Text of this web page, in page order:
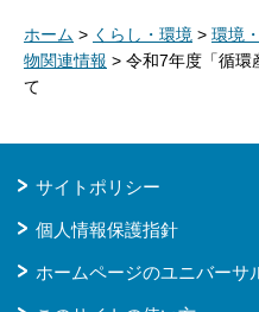
ホーム > くらし・環境 > 環境
物関連情報 > 令和7年度「循環
て
サイトポリシー
個人情報保護指針
ホームページのユニバーサ